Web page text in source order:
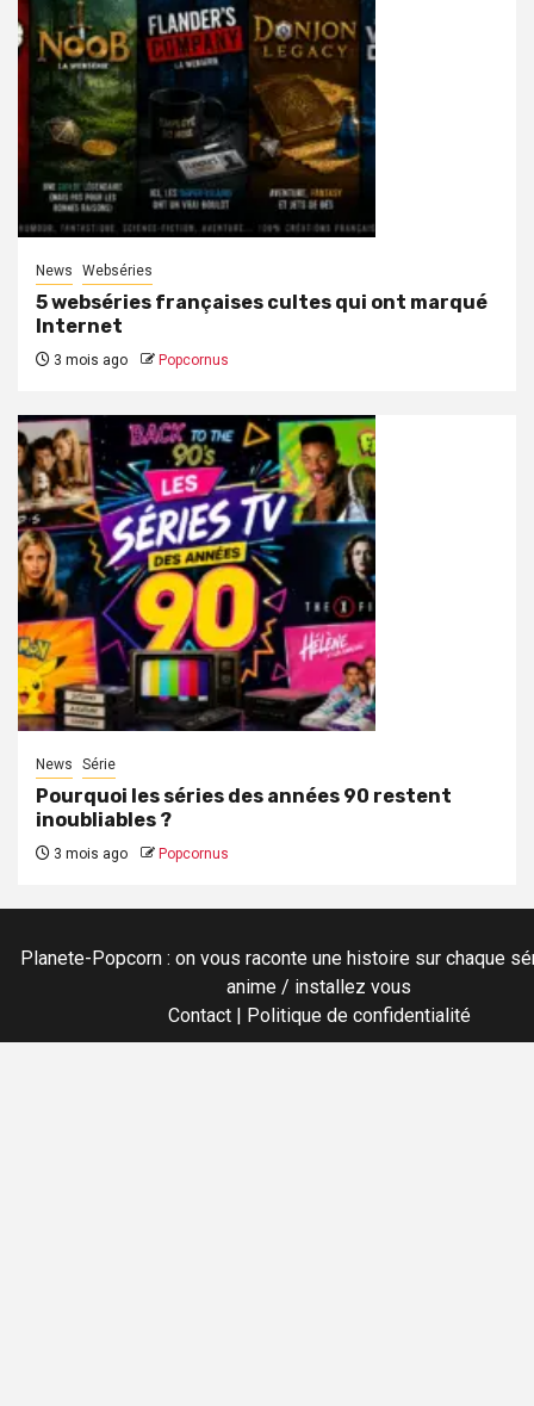
News Webséries
5 webséries françaises cultes qui ont marqué
Internet
3 mois ago Popcornus
News Série
Pourquoi les séries des années 90 restent
inoubliables ?
3 mois ago Popcornus
Planete-Popcorn : on vous raconte une histoire sur chaque
anime / installez vous
Contact| Politique de confidentialité